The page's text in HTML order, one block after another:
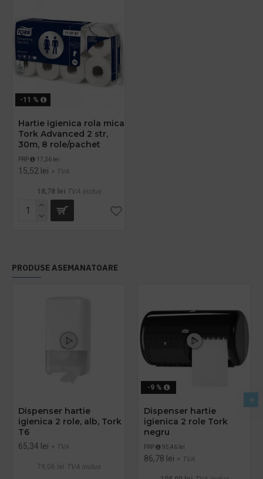
-11 %
Hartie igienica rola mica
Tork Advanced 2 str,
30m, 8 role/pachet
PRP 17,36 lei
15,52 lei + TVA
18,78 lei TVA inclus
PRODUSE ASEMANATOARE
Dispenser hartie
igienica 2 role, alb, Tork
T6
65,34 lei + TVA
79,06 lei TVA inclus
-9 %
Dispenser hartie
igienica 2 role Tork
negru
PRP 95,46 lei
86,78 lei + TVA